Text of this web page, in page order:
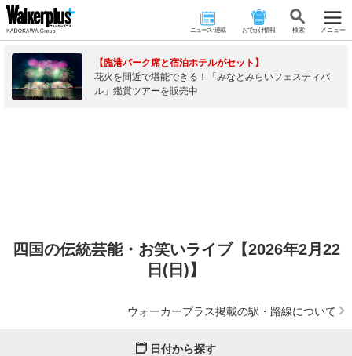
ニュース･連載 おでかけ情報 検 索 メニュー
【臨港パーク席と宿泊ホテルがセット】
花火を間近で堪能できる！「みなとみらいフェスティバ
ル」鑑賞ツアーを販売中
四国の伝統芸能・お笑いライブ【2026年2月22
日(日)】
ウォーカープラス掲載の駅・路線について
日付から探す